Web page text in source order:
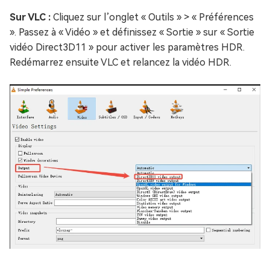
Sur VLC : Cliquez sur l’onglet « Outils » > « Préférences
». Passez à « Vidéo » et définissez « Sortie » sur « Sortie
vidéo Direct3D11 » pour activer les paramètres HDR.
Redémarrez ensuite VLC et relancez la vidéo HDR.